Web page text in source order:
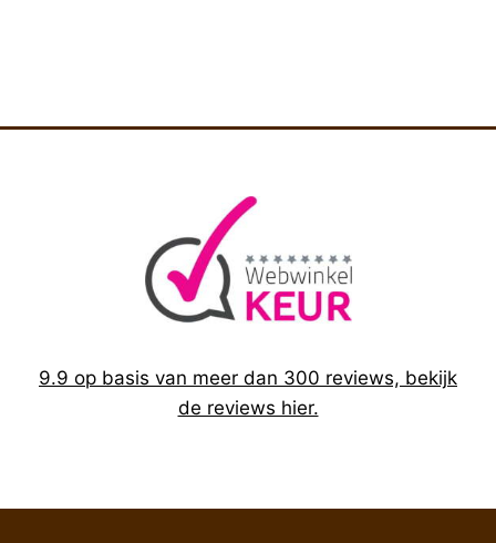
9.9 op basis van meer dan 300 reviews, bekijk
de reviews hier.